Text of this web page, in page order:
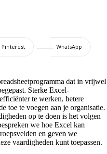
Pinterest WhatsApp
dat in vrijwel
Sterke Excel-
te werken, betere
toe te voegen aan je organisatie.
op te doen is het volgen
we hoe Excel kan
en geven we
vaardigheden kunt toepassen.